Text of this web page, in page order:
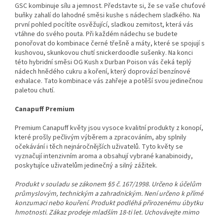
GSC kombinuje sílu a jemnost. Představte si, že se vaše chuťové
buňky zahalí do lahodné směsi kushe s nádechem sladkého. Na
první pohled pocítíte osvěžující, sladkou zemitost, která vás
vtáhne do svého pouta. Při každém nádechu se budete
ponořovat do kombinace černé třešně a máty, které se spojují s
kushovou, skunkovou chutí snickerdoodle sušenky. Na konci
této hybridní směsi OG Kush x Durban Poison vás čeká teplý
nádech hnědého cukru a koření, který doprovází benzínové
exhalace. Tato kombinace vás zahřeje a potěší svou jedinečnou
paletou chutí.
Canapuff Premium
Premium Canapuff květy jsou vysoce kvalitní produkty z konopí,
které prošly pečlivým výběrem a zpracováním, aby splnily
očekávání i těch nejnáročnějších uživatelů. Tyto květy se
vyznačují intenzivním aroma a obsahují vybrané kanabinoidy,
poskytujíce uživatelům jedinečný a silný zážitek.
Produkt v souladu se zákonem §5 č. 167/1998. Určeno k účelům
průmyslovým, technickým a zahradnickým. Není určeno k přímé
konzumaci nebo kouření. Produkt podléhá přirozenému úbytku
hmotnosti. Zákaz prodeje mladším 18-ti let. Uchovávejte mimo